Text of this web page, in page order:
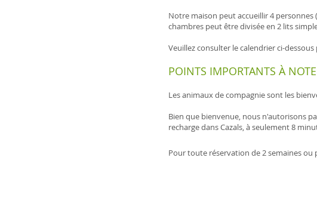
Notre maison peut accueillir 4
chambres peut être divisée en 2 lits
Veuillez consulter le calendrier ci-
POINTS IMPORTANTS À
Les animaux de compagnie sont les
Bien que bienvenue, nous n'autorisons
recharge dans Cazals, à seulement 8
Pour toute réservation de 2 semaines ou